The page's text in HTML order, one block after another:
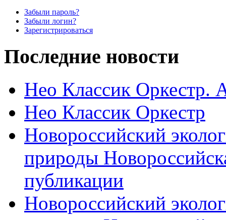
Забыли пароль?
Забыли логин?
Зарегистрироваться
Последние новости
Нео Классик Оркестр.
Нео Классик Оркестр
Новороссийский
природы
публикации
Новороссийский